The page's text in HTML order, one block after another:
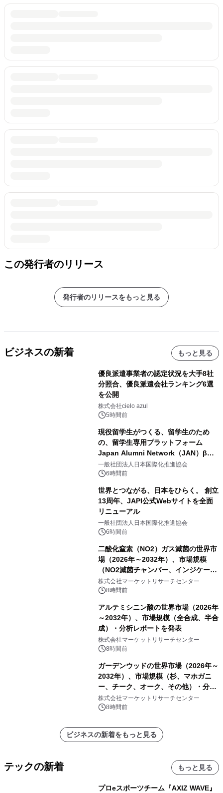
この発行者のリリース
発行者のリリースをもっと見る
ビジネスの新着 もっと見る
優良派遣事業者の認定状況を大手8社
分照合、優良派遣会社ランキング6選
を公開
株式会社cielo azul
5時間前
現役留学生がつくる、留学生のため
の、留学生専用プラットフォーム
Japan Alumni Network（JAN）β版
をリリース
一般社団法人日本国際化推進協会
6時間前
世界とつながる、日本をひらく。 創立
13周年、JAPI公式Webサイトを全面
リニューアル
一般社団法人日本国際化推進協会
6時間前
二酸化窒素（NO2）ガス滅菌の世界市
場（2026年～2032年）、市場規模
（NO2滅菌チャンバー、インジケータ
ーおよびモニタリングシステム、その
他）・分析レポートを発表
株式会社マーケットリサーチセンター
8時間前
アルテミシニン酸の世界市場（2026年
～2032年）、市場規模（全合成、半合
成）・分析レポートを発表
株式会社マーケットリサーチセンター
8時間前
ガーデンウッドの世界市場（2026年～
2032年）、市場規模（杉、マホガニ
ー、チーク、オーク、その他）・分析
レポートを発表
株式会社マーケットリサーチセンター
8時間前
ビジネスの新着をもっと見る
テックの新着 もっと見る
プロeスポーツチーム『AXIZ WAVE』